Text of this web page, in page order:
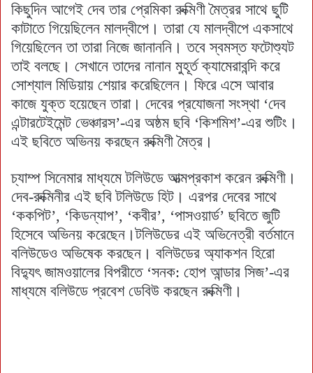
কিছুদিন আগেই দেব তার প্রেমিকা রুক্মিণী মৈত্রর সাথে ছুটি
কাটাতে গিয়েছিলেন মালদ্বীপে। তারা যে মালদ্বীপে একসাথে
গিয়েছিলেন তা তারা নিজে জানাননি। তবে স্বমস্ত ফটোশ্যুট
তাই বলছে। সেখানে তাদের নানান মুহূর্ত ক্যামেরাবন্দি করে
সোশ্যাল মিডিয়ায় শেয়ার করেছিলেন। ফিরে এসে আবার
কাজে যুক্ত হয়েছেন তারা। দেবের প্রযোজনা সংস্থা ‘দেব
এন্টারটেইমেন্ট ভেঞ্চারস’-এর অষ্ঠম ছবি ‘কিশমিশ’-এর শুটিং।
এই ছবিতে অভিনয় করছেন রুক্মিণী মৈত্র।
চ্যাম্প সিনেমার মাধ্যমে টলিউডে আত্মপ্রকাশ করেন রুক্মিণী।
দেব-রুক্মিনীর এই ছবি টলিউডে হিট। এরপর দেবের সাথে
‘ককপিট’, ‘কিডন্যাপ’, ‘কবীর’, ‘পাসওয়ার্ড’ ছবিতে জুটি
হিসেবে অভিনয় করেছেন।টলিউডের এই অভিনেত্রী বর্তমানে
বলিউডেও অভিষেক করছেন। বলিউডের অ্যাকশন হিরো
বিদ্যুৎ জামওয়ালের বিপরীতে ‘সনক: হোপ আন্ডার সিজ’-এর
মাধ্যমে বলিউডে প্রবেশ ডেবিউ করছেন রুক্মিণী।